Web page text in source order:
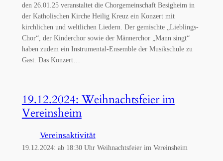
den 26.01.25 veranstaltet die Chorgemeinschaft Besigheim in
der Katholischen Kirche Heilig Kreuz ein Konzert mit
kirchlichen und weltlichen Liedern. Der gemischte „Lieblings-
Chor“, der Kinderchor sowie der Männerchor „Mann singt“
haben zudem ein Instrumental-Ensemble der Musikschule zu
Gast. Das Konzert…
19.12.2024: Weihnachtsfeier im
Vereinsheim
Vereinsaktivität
19.12.2024: ab 18:30 Uhr Weihnachtsfeier im Vereinsheim